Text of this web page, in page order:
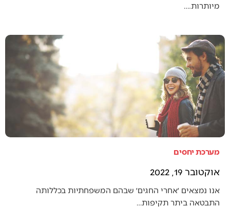
מיותרות.…
מערכת יחסים
אוקטובר 19, 2022
אנו נמצאים ׳אחרי החגים׳ שבהם המשפחתיות בכללותה
התבטאה ביתר תקיפות…